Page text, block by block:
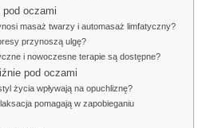
pod oczami
masaż twarzy i automasaż limfatyczny?
przynoszą ulgę?
i nowoczesne terapie są dostępne?
pod oczami
życia wpływają na opuchliznę?
pomagają w zapobieganiu